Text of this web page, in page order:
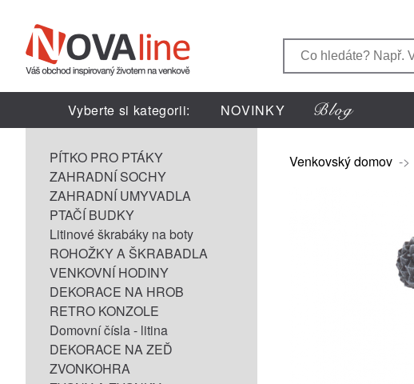
Vyberte si kategorii: NOVINKY
PÍTKO PRO PTÁKY
ZAHRADNÍ SOCHY
ZAHRADNÍ UMYVADLA
PTAČÍ BUDKY
Litinové škrabáky na boty
ROHOŽKY A ŠKRABADLA
VENKOVNÍ HODINY
DEKORACE NA HROB
RETRO KONZOLE
Domovní čísla - litina
DEKORACE NA ZEĎ
ZVONKOHRA
Venkovský domov ->